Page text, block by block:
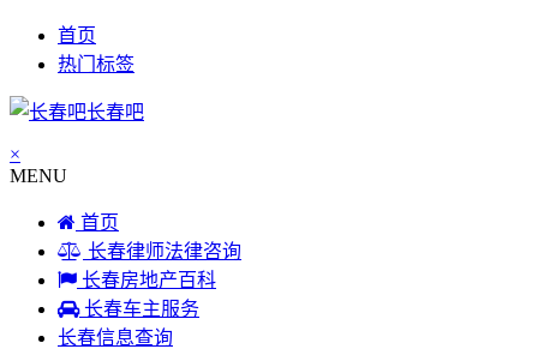
首页
热门标签
长春吧
×
MENU
首页
长春律师法律咨询
长春房地产百科
长春车主服务
长春信息查询